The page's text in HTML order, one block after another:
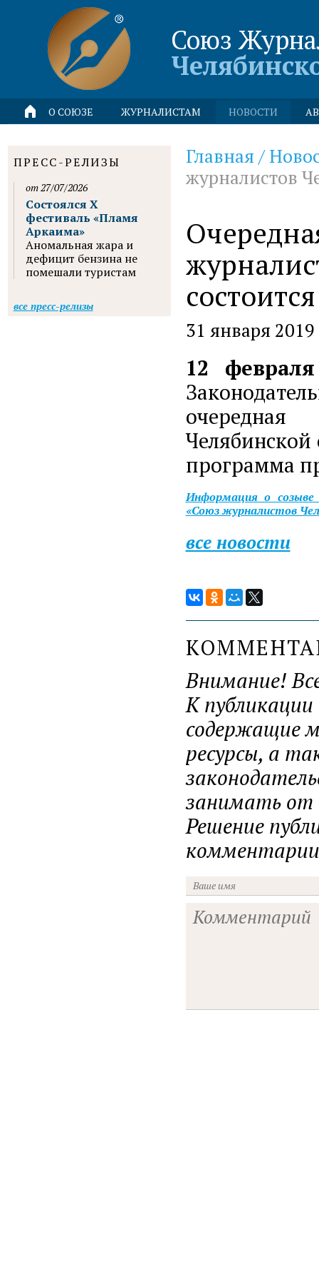
Союз
О СОЮЗЕ ЖУРНАЛИСТАМ НОВОСТИ
Главная /
журналистов
31 января 2019
12
очередная
Челябинской
программа
Информация о созыве
«Союз журналистов
все новости
Внимание!
К
содержащие
ресурсы, а
занимать от
Решение
ПРЕСС-РЕЛИЗЫ
от 27/07/2026
Состоялся X
фестиваль «Пламя
Аркаима»
Аномальная жара и
дефицит бензина не
помешали туристам
все пресс-релизы